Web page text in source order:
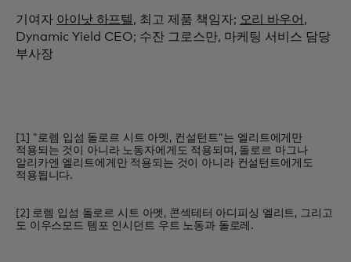
기여자 아이낫 하프텔, 최고 제품 책임자; 오리 바우어 ,
Dynamic Yield CEO; 수잔 그로스만, 마케팅 서비스 담당
부사장
[1] "로렘 입섬 돌로르 시트 아멧, 컨설턴트"는 엘리트에게만
적용되는 것이 아니라 노동자에게도 적용되며, 돌로르 마그나
알리카엔 엘리트에게만 적용되는 것이 아니라 컨설턴트에게도
적용됩니다.
[2] 로렘 입섬 돌로르 시트 아멧, 콘섹테터 아디피싱 엘리트, 그리고
도 이우스모드 템포 인시던트 우트 노동과 돌로레.